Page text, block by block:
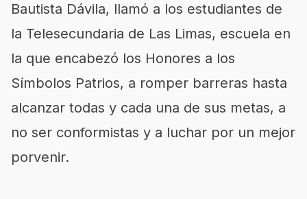
Bautista Dávila, llamó a los estudiantes de
la Telesecundaria de Las Limas, escuela en
la que encabezó los Honores a los
Símbolos Patrios, a romper barreras hasta
alcanzar todas y cada una de sus metas, a
no ser conformistas y a luchar por un mejor
porvenir.